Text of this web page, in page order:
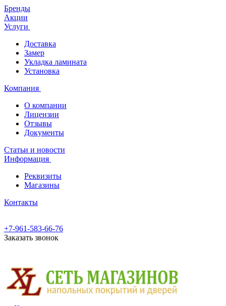
Бренды
Акции
Услуги
Доставка
Замер
Укладка ламината
Установка
Компания
О компании
Лицензии
Отзывы
Документы
Статьи и новости
Информация
Реквизиты
Магазины
Контакты
+7-961-583-66-76
Заказать звонок